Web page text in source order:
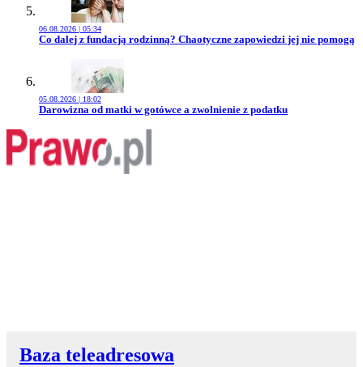
06.08.2026 | 05:34
Przejdź do artykułu:
Co dalej z fundacją rodzinną? Chaotyczne zapowiedzi jej nie pomogą
05.08.2026 | 18:02
Przejdź do artykułu:
Darowizna od matki w gotówce a zwolnienie z podatku
Baza teleadresowa